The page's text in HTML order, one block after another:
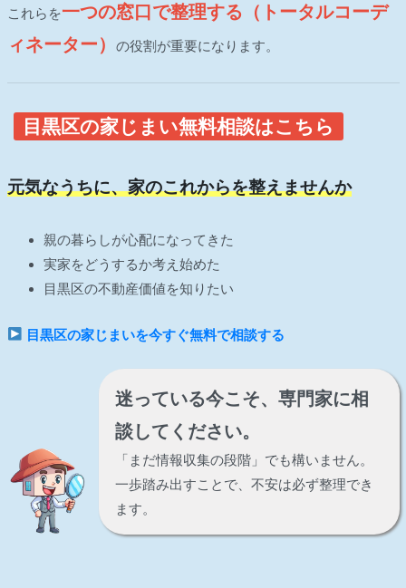
これらを一つの窓口で整理する（トータルコーデ
ィネーター）
の役割が重要になります。
目黒区の家じまい無料相談はこちら
元気なうちに、家のこれからを整えませんか
親の暮らしが心配になってきた
実家をどうするか考え始めた
目黒区の不動産価値を知りたい
目黒区の家じまいを今すぐ無料で相談する
迷っている今こそ、専門家に相
談してください。
「まだ情報収集の段階」でも構いません。
一歩踏み出すことで、不安は必ず整理でき
ます。